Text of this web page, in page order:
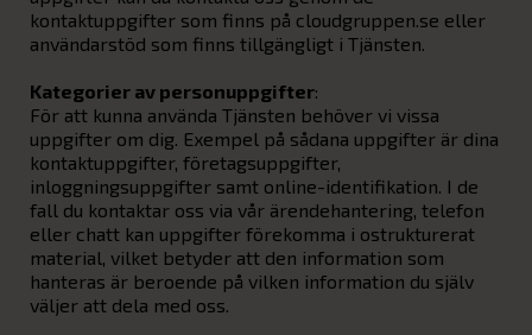
kontaktuppgifter som finns på cloudgruppen.se eller
användarstöd som finns tillgängligt i Tjänsten.
Kategorier av personuppgifter:
För att kunna använda Tjänsten behöver vi vissa
uppgifter om dig. Exempel på sådana uppgifter är dina
kontaktuppgifter, företagsuppgifter,
inloggningsuppgifter samt online-identifikation. I de
fall du kontaktar oss via vår ärendehantering, telefon
eller chatt kan uppgifter förekomma i ostrukturerat
material, vilket betyder att den information som
hanteras är beroende på vilken information du själv
väljer att dela med oss.